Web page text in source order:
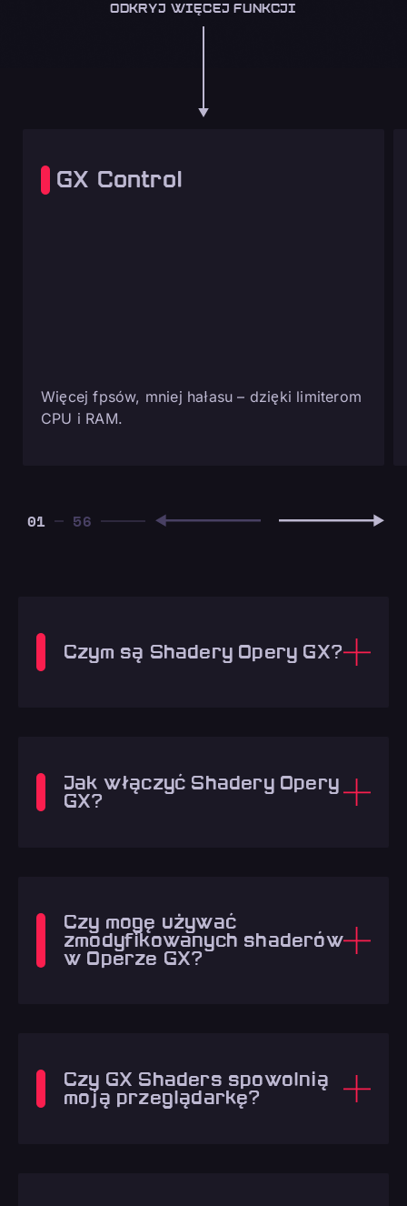
ODKRYJ WIĘCEJ FUNKCJI
GX Control
Więcej fpsów, mniej hałasu – dzięki limiterom
CPU i RAM.
01
Czym są Shadery Opery GX?
Jak włączyć Shadery Opery
GX?
Czy mogę używać
zmodyfikowanych shaderów
w Operze GX?
Czy GX Shaders spowolnią
moją przeglądarkę?